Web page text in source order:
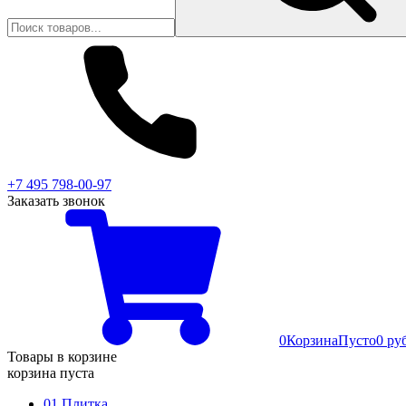
+7 495 798-00-97
Заказать звонок
0КорзинаПусто0
Товары в корзине
корзина пуста